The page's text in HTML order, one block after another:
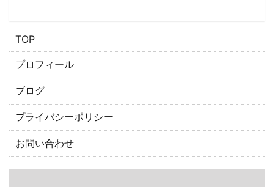
​TOP
プロフィール
ブログ
プライバシーポリシー
お問い合わせ